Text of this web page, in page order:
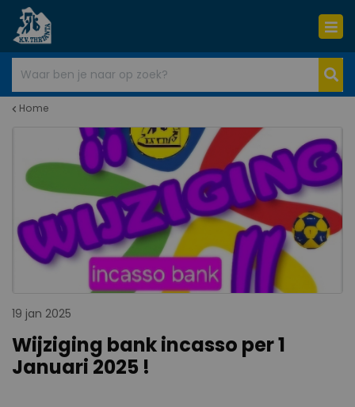
Home
19 jan 2025
Wijziging bank incasso per 1
Januari 2025 !